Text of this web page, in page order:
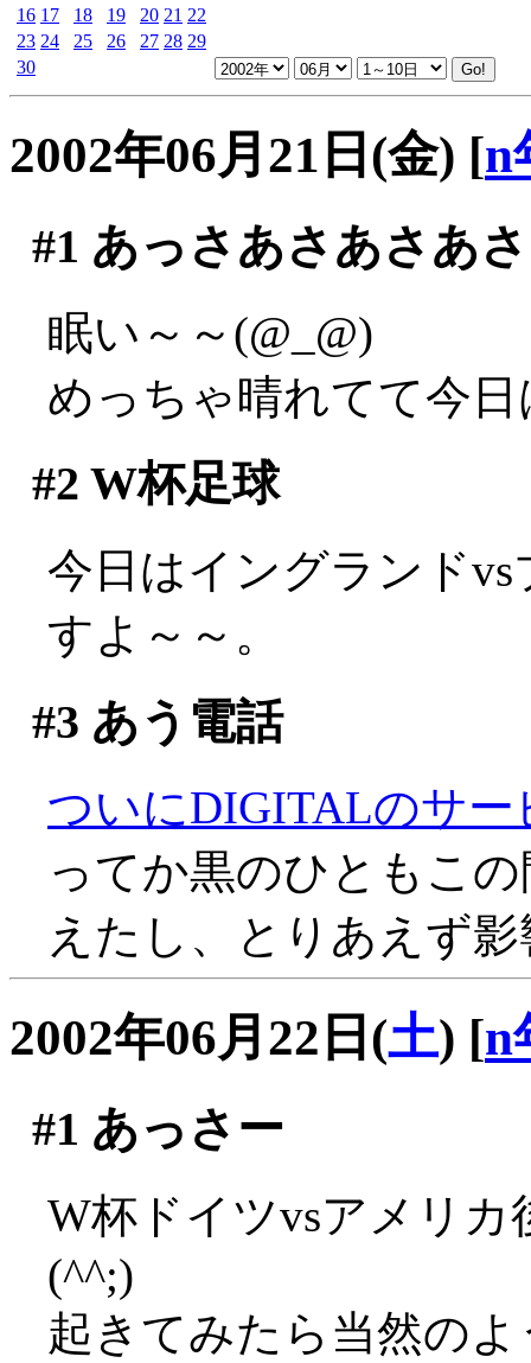
16 17 18 19 20 21 22
23 24 25 26 27 28 29
30
2002年06月21日(金) [n
#1 あっさあさあさあ
眠い～～(@_@)
めっちゃ晴れてて今
#2 W杯足球
今日はイングランド
すよ～～。
#3 あう電話
ついにDIGITALのサー
ってか黒のひともこ
えたし、とりあえず
2002年06月22日(土) [n
#1 あっさー
W杯ドイツvsアメリ
(^^;)
起きてみたら当然の